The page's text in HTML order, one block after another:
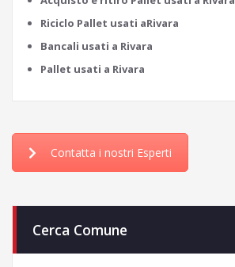
Riciclo Pallet usati aRivara
Bancali usati a Rivara
Pallet usati a Rivara
Contatta i nostri Esperti
Cerca Comune